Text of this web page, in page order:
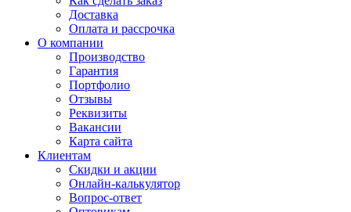
Доставка
Оплата и рассрочка
О компании
Производство
Гарантия
Портфолио
Отзывы
Реквизиты
Вакансии
Карта сайта
Клиентам
Скидки и акции
Онлайн-калькулятор
Вопрос-ответ